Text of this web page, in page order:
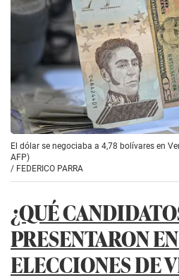
El dólar se negociaba a 4,78 bolívares en
AFP)
/ FEDERICO PARRA
¿QUÉ
PRESENTARON
ELECCIONES DE